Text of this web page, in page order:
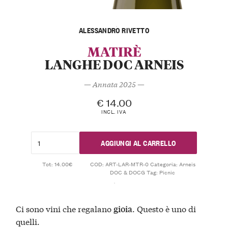
ALESSANDRO RIVETTO
MATIRÈ
LANGHE DOC ARNEIS
— Annata 2025 —
€ 14.00
INCL. IVA
AGGIUNGI AL CARRELLO
Tot: 14.00€ COD: ART-LAR-MTR-0Categoria: Arneis
DOC & DOCGTag: Picnic
Ci sono vini che regalanogioia. Questo è uno di
quelli.